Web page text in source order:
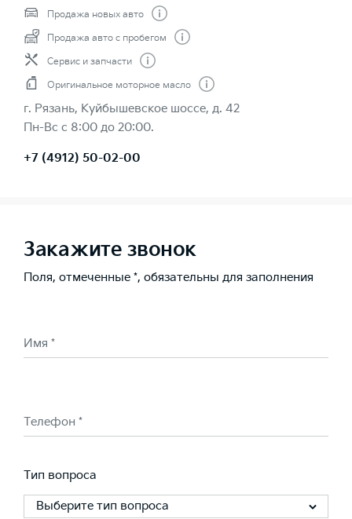
Продажа новых авто
Продажа авто с пробегом
Сервис и запчасти
Оригинальное моторное масло
г. Рязань, Куйбышевское шоссе, д. 42
Пн-Вс с 8:00 до 20:00.
+7 (4912) 50-02-00
Закажите звонок
Поля, отмеченные *, обязательны для заполнения
Имя *
Телефон *
Тип вопроса
Выберите тип вопроса